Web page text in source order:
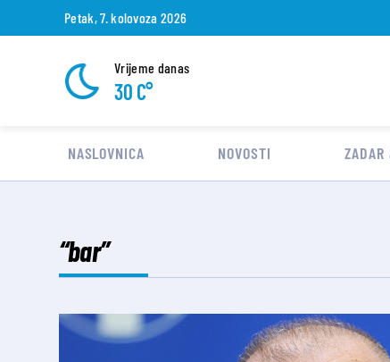
Petak, 7. kolovoza 2026
Vrijeme danas
30 C°
NASLOVNICA NOVOSTI
“bar”